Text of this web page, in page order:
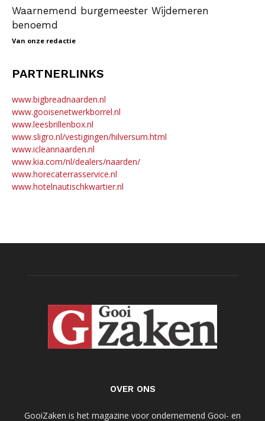
Waarnemend burgemeester Wijdemeren
benoemd
Van onze redactie -
PARTNERLINKS
www.bigbreadnaarden.nl
www.gooisenetwerkborrel.nl
www.leesbrillenbox.nl
www.sligro.nl/vestigingen/hilversum.html
www.icleannaarden.nl
www.kia.com/nl/dealers/naarden/
www.horecaterrasservice.nl
www.hotelnautischkwartier.nl
OVER ONS
GooiZaken is het magazine voor ondernemend Gooi- en